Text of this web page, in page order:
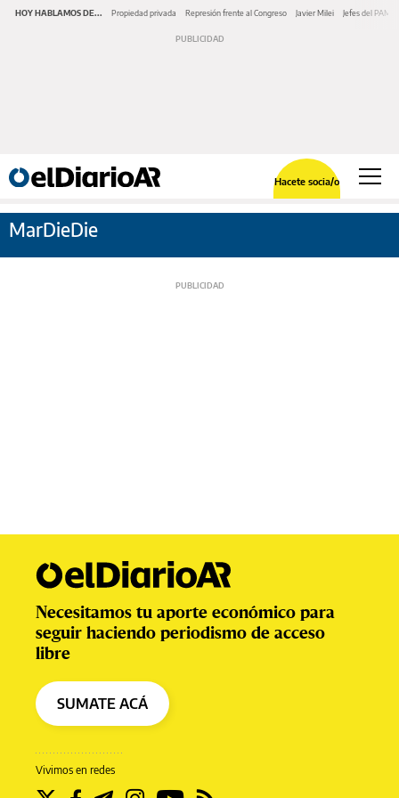
HOY HABLAMOS DE... Propiedad privada Represión frente al Congreso Javier Milei Jefes del PAMI
Hacete socia/o
MarDieDie
Vivimos en redes
Necesitamos tu aporte económico para
seguir haciendo periodismo de acceso
libre
SUMATE ACÁ